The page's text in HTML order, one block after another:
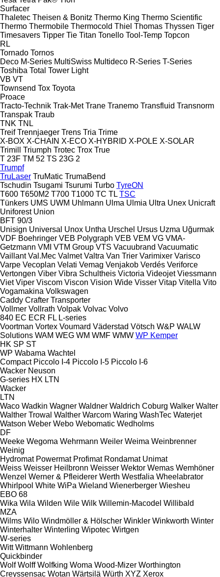
Surfacer
Thaletec Theisen & Bonitz Thermo King Thermo Scientific
Thermo Thermobile Thermocold Thiel Thomas Thyssen Tiger
Timesavers Tipper Tie Titan Tonello Tool-Temp Topcon
RL
Tornado Tornos
Deco M-Series MultiSwiss Multideco R-Series T-Series
Toshiba Total Tower Light
VB VT
Townsend Tox Toyota
Proace
Tracto-Technik Trak-Met Trane Tranemo Transfluid Transnorm
Transpak Traub
TNK TNL
Treif Trennjaeger Trens Tria Trime
X-BOX X-CHAIN X-ECO X-HYBRID X-POLE X-SOLAR
Trimill
Triumph Trotec Trox True
T 23F TM 52 TS 23G 2
Trumpf
TruLaser TruMatic TrumaBend
Tschudin Tsugami Tsurumi Turbo TyreON
T600 T650M2 T700 T1000 TC TL TSC
Tünkers UMS UWM Uhlmann Ulma Ulmia Ultra Unex Unicraft
Uniforest Union
BFT 90/3
Unisign Universal Unox Untha Urschel Ursus Uzma Uğurmak
VDF Boehringer VEB Polygraph VEB VEM VG VMA-
Getzmann VMI VTM Group VTS Vacuubrand Vacuumatic
Vaillant Val.Mec Valmet Valtra Van Trier Varimixer Varisco
Varpe Vecoplan Velati Vemag Venjakob Verdés Veriforce
Vertongen Viber Vibra Schultheis Victoria Videojet Viessmann
Viet Viper Viscom Viscon Vision Wide Visser Vitap Vitella Vito
Vogamakina Volkswagen
Caddy Crafter Transporter
Vollmer Vollrath Volpak Volvac Volvo
840 EC ECR FL L-series
Voortman Vortex Voumard Väderstad Vötsch W&P WALW
Solutions WAM WEG WM WMF WMW WP Kemper
HK SP ST
WP Wabama Wachtel
Compact Piccolo I-4 Piccolo I-5 Piccolo I-6
Wacker Neuson
G-series HX LTN
Wacker
LTN
Waco Wadkin Wagner Waldner Waldrich Coburg Walker Walter
Walther Trowal Walther Warcom Waring WashTec Waterjet
Watson Weber Webo Webomatic Wedholms
DF
Weeke Wegoma Wehrmann Weiler Weima Weinbrenner
Weinig
Hydromat Powermat Profimat Rondamat Unimat
Weiss Weisser Heilbronn Weisser Wektor Wemas Wemhöner
Wenzel Werner & Pfleiderer Werth Westfalia Wheelabrator
Whirlpool White WiPa Wieland Wienerberger Wiesheu
EBO 68
Wika Wila Wilden Wile Wilk Willemin-Macodel Willibald
MZA
Wilms Wilo Windmöller & Hölscher Winkler Winkworth Winter
Winterhalter Winterling Wipotec Wirtgen
W-series
Witt Wittmann Wohlenberg
Quickbinder
Wolf Wolff Wolfking Woma Wood-Mizer Worthington
Creyssensac Wotan Wärtsilä Würth XYZ Xerox